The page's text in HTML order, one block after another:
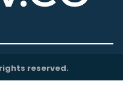
reserved.